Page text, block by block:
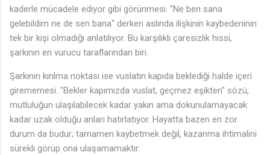
kaderle mücadele ediyor gibi görünmesi. "Ne ben sana
gelebildim ne de sen bana" derken aslında ilişkinin kaybedeninin
tek bir kişi olmadığı anlatılıyor. Bu karşılıklı çaresizlik hissi,
şarkının en vurucu taraflarından biri.
Şarkının kırılma noktası ise vuslatın kapıda beklediği halde içeri
girememesi. "Bekler kapımızda vuslat, geçmez eşikten" sözü,
mutluluğun ulaşılabilecek kadar yakın ama dokunulamayacak
kadar uzak olduğu anları hatırlatıyor. Hayatta bazen en zor
durum da budur; tamamen kaybetmek değil, kazanma ihtimalini
sürekli görüp ona ulaşamamaktır.
♬